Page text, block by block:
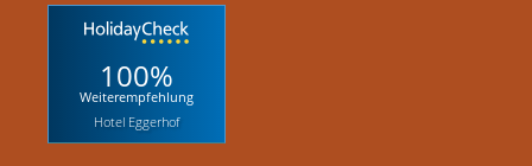
100%
Weiterempfehlung
Hotel Eggerhof